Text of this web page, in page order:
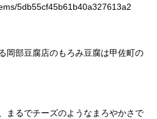
5db55cf45b61b40a327613a2
岡部豆腐店のもろみ豆腐は甲佐町の
まるでチーズのようなまろやかさで